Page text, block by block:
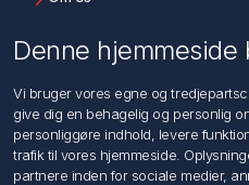
Søg
Min konto
Denne
Vi bruger vores egne og
give dig en behagelig og personlig
personliggøre indhold, levere
trafik til vores hjemmeside.
partnere inden for sociale medier,